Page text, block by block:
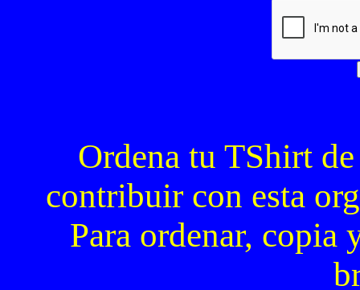
Ordena tu TShirt
contribuir con esta
Para ordenar, copia